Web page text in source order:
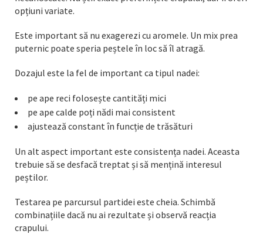
opțiuni variate.
Este important să nu exagerezi cu aromele. Un mix prea
puternic poate speria peștele în loc să îl atragă.
Dozajul este la fel de important ca tipul nadei:
pe ape reci folosește cantități mici
pe ape calde poți nădi mai consistent
ajustează constant în funcție de trăsături
Un alt aspect important este consistența nadei. Aceasta
trebuie să se desfacă treptat și să mențină interesul
peștilor.
Testarea pe parcursul partidei este cheia. Schimbă
combinațiile dacă nu ai rezultate și observă reacția
crapului.